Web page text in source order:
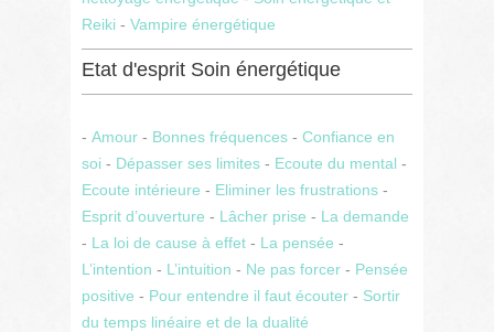
Reiki - Vampire énergétique
Etat d'esprit Soin énergétique
- Amour - Bonnes fréquences - Confiance en
soi - Dépasser ses limites - Ecoute du mental -
Ecoute intérieure - Eliminer les frustrations -
Esprit d’ouverture - Lâcher prise - La demande
- La loi de cause à effet - La pensée -
L’intention - L’intuition - Ne pas forcer - Pensée
positive - Pour entendre il faut écouter - Sortir
du temps linéaire et de la dualité